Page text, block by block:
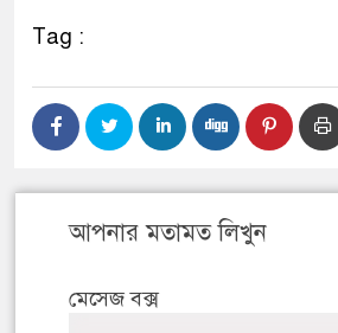
Tag :
আপনার মতামত লিখুন
মেসেজ বক্স